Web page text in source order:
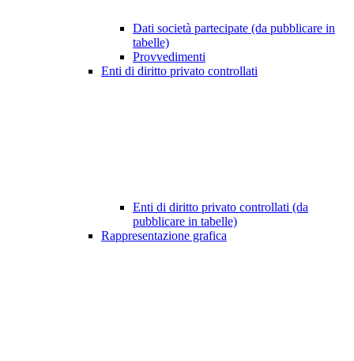
Dati società partecipate (da pubblicare in
tabelle)
Provvedimenti
Enti di diritto privato controllati
Enti di diritto privato controllati (da
pubblicare in tabelle)
Rappresentazione grafica